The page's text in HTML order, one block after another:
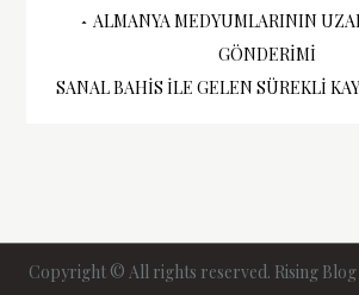
Yazı
gezinmesi
ALMANYA MEDYUMLARININ
GÖNDERIMI
SANAL BAHIS ILE GELEN SÜREKLI
Copyright © All rights reserved. Rising